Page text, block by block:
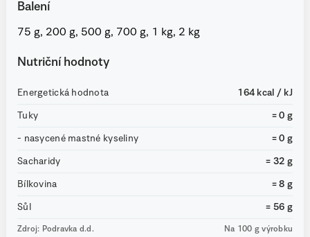
Balení
75 g, 200 g, 500 g, 700 g, 1 kg, 2 kg
Nutriční hodnoty
Energetická hodnota 164 kcal / kJ
Tuky = 0 g
- nasycené mastné kyseliny = 0 g
Sacharidy = 32 g
Bílkovina = 8 g
Sůl = 56 g
Zdroj: Podravka d.d. Na 100 g výrobku